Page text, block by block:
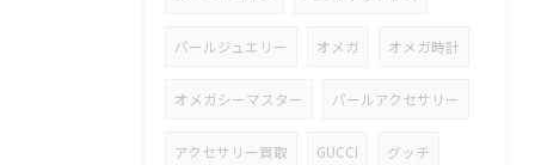
パールジュエリー オメガ オメガ時計
オメガシーマスター パールアクセサリー
アクセサリー買取 GUCCI グッチ